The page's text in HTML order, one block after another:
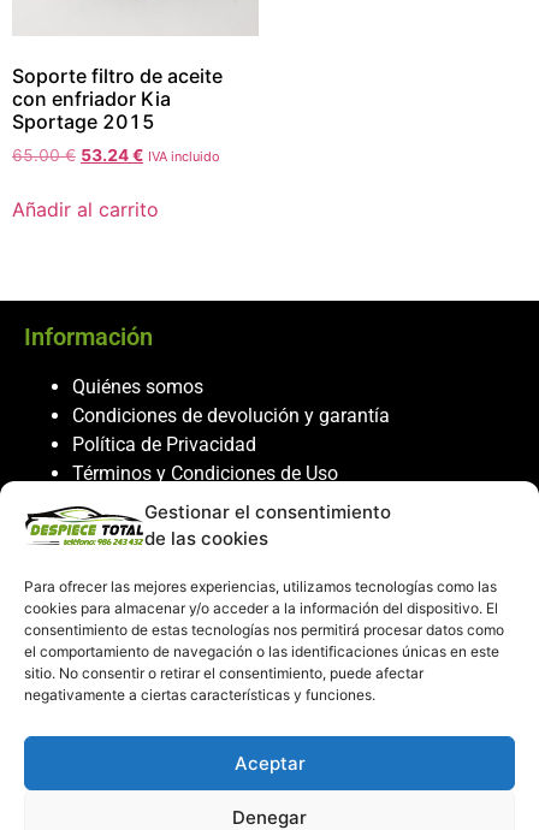
Gestionar el consentimiento
de las cookies
Para ofrecer las mejores experiencias, utilizamos tecnologías como las
cookies para almacenar y/o acceder a la información del dispositivo. El
consentimiento de estas tecnologías nos permitirá procesar datos como
el comportamiento de navegación o las identificaciones únicas en este
sitio. No consentir o retirar el consentimiento, puede afectar
negativamente a ciertas características y funciones.
Aceptar
Denegar
Soporte filtro de aceite
con enfriador Kia
Sportage 2015
65.00€ 53.24€ IVA incluido
Añadir al carrito
Información
Quiénes somos
Condiciones de devolución y garantía
Política de Privacidad
Términos y Condiciones de Uso
Política de Cookies
Servicio al cliente
Contacto
986 243 432
608 867 074
recambiosdespiecetotal@gmail.com
Mi cuenta
Mi Cuenta